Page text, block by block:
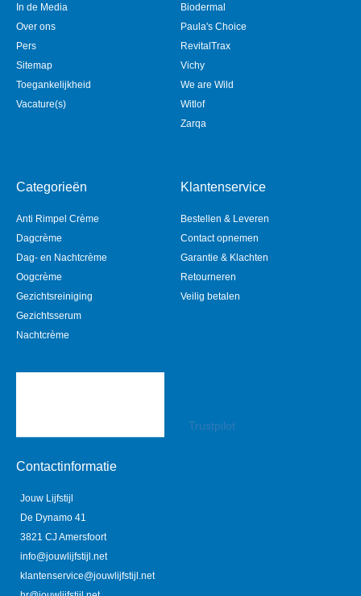
In de Media
Over ons
Pers
Sitemap
Toegankelijkheid
Vacature(s)
Biodermal
Paula's Choice
RevitalTrax
Vichy
We are Wild
Witlof
Zarqa
Categorieën
Anti Rimpel Crème
Dagcrème
Dag- en Nachtcrème
Oogcrème
Gezichtsreiniging
Gezichtsserum
Nachtcrème
Klantenservice
Bestellen & Leveren
Contact opnemen
Garantie & Klachten
Retourneren
Veilig betalen
Trustpilot
Contactinformatie
Jouw Lijfstijl
De Dynamo 41
3821 CJ Amersfoort
info@jouwlijfstijl.net
klantenservice@jouwlijfstijl.net